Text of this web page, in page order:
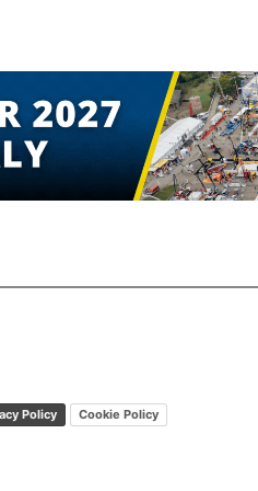
Policy Cookie Policy